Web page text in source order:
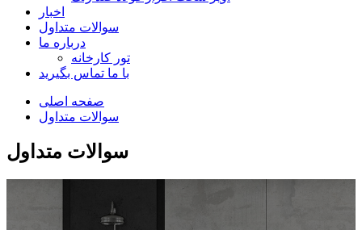
اخبار
سوالات متداول
درباره ما
تور کارخانه
با ما تماس بگیرید
صفحه اصلی
سوالات متداول
سوالات متداول